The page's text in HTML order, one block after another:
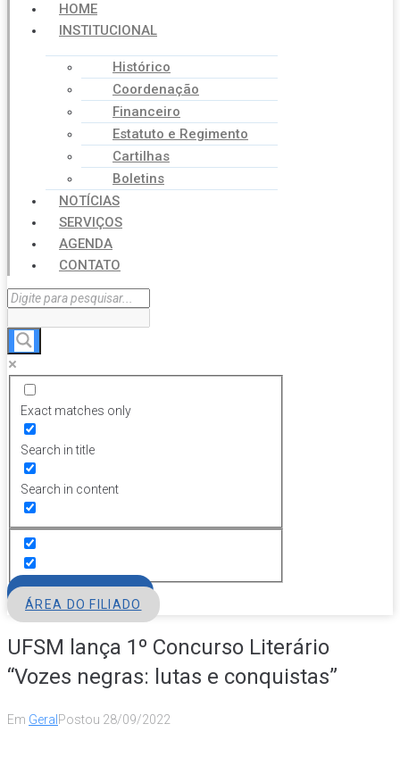
HOME
INSTITUCIONAL
Histórico
Coordenação
Financeiro
Estatuto e Regimento
Cartilhas
Boletins
NOTÍCIAS
SERVIÇOS
AGENDA
CONTATO
Exact matches only
Search in title
Search in content
ÁREA DO FILIADO
UFSM lança 1º Concurso Literário
“Vozes negras: lutas e conquistas”
Em Geral Postou 28/09/2022